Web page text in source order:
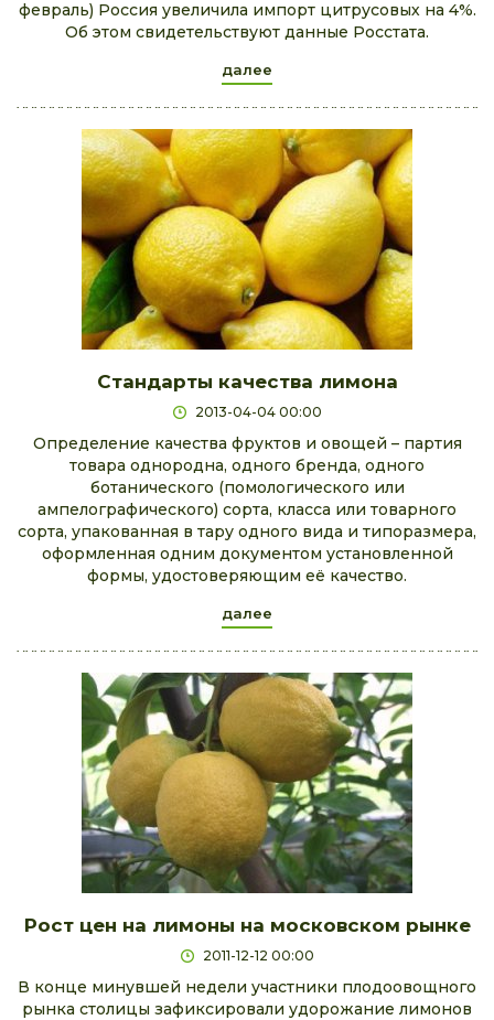
февраль) Россия увеличила импорт цитрусовых на 4%.
Об этом свидетельствуют данные Росстата.
далее
Стандарты качества лимона
2013-04-04 00:00
Определение качества фруктов и овощей – партия
товара однородна, одного бренда, одного
ботанического (помологического или
ампелографического) сорта, класса или товарного
сорта, упакованная в тару одного вида и типоразмера,
оформленная одним документом установленной
формы, удостоверяющим её качество.
далее
Рост цен на лимоны на московском рынке
2011-12-12 00:00
В конце минувшей недели участники плодоовощного
рынка столицы зафиксировали удорожание лимонов